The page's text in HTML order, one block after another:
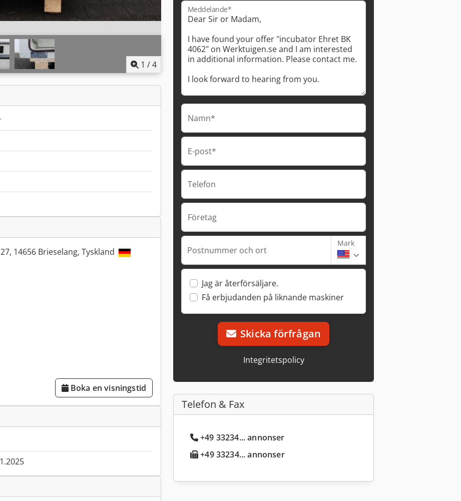
1 /4
14656 Brieselang, Tyskland
Boka en visningstid
Meddelande*
Namn*
E-post*
Telefon
Företag
Postnummer och ort
Mark
Jag är återförsäljare.
Få erbjudanden på liknande maskiner
Skicka förfrågan
Integritetspolicy
Telefon & Fax
+49 33234... annonser
+49 33234... annonser